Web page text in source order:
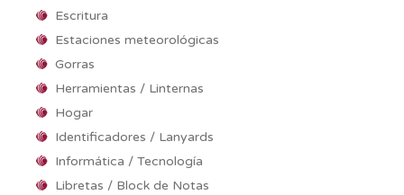
Escritura
Estaciones meteorológicas
Gorras
Herramientas / Linternas
Hogar
Identificadores / Lanyards
Informática / Tecnología
Libretas / Block de Notas